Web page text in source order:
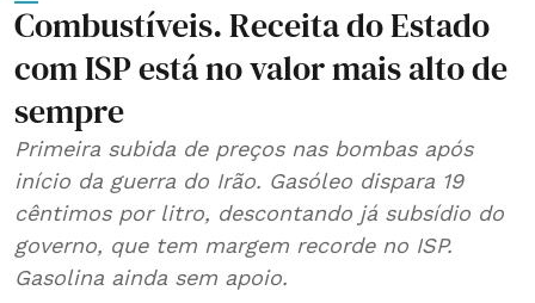
Combustíveis. Receita do Estado
com ISP está no valor mais alto de
sempre
Primeira subida de preços nas bombas após
início da guerra do Irão. Gasóleo dispara 19
cêntimos por litro, descontando já subsídio do
governo, que tem margem recorde no ISP.
Gasolina ainda sem apoio.